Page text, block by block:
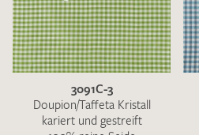
3091C-3
Doupion/Taffeta Kristall
kariert und gestreift